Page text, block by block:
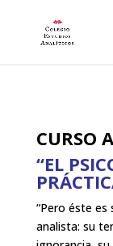
CURSO
“EL
“Pero éste
analista: su